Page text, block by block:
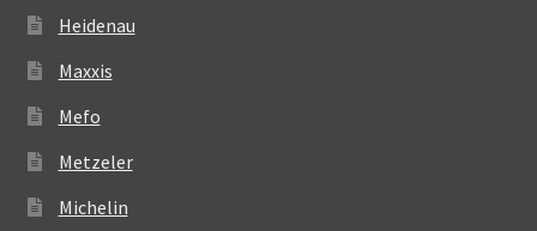
Heidenau
Maxxis
Mefo
Metzeler
Michelin